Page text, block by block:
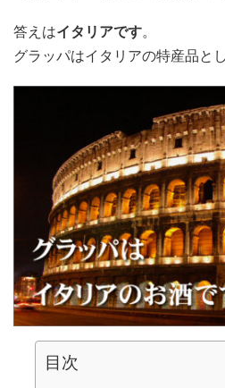
答えはイタリアです。
グラッパはイタリアの特産品と
目次